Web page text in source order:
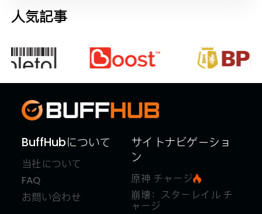
人気記事
BuffHubについて
当社について
FAQ
お問い合わせ
サイトナビゲーショ
ン
原神 チャージ
崩壊：スターレイル チ
ャージ